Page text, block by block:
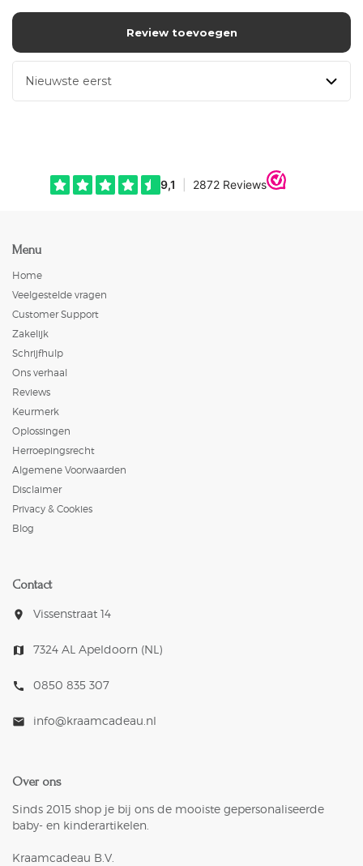
Review toevoegen
Menu
Home
Veelgestelde vragen
Customer Support
Zakelijk
Schrijfhulp
Ons verhaal
Reviews
Keurmerk
Oplossingen
Herroepingsrecht
Algemene Voorwaarden
Disclaimer
Privacy & Cookies
Blog
Contact
room Vissenstraat 14
map 7324 AL Apeldoorn (NL)
call 0850 835 307
mail info@kraamcadeau.nl
Over ons
Sinds 2015 shop je bij ons de mooiste gepersonaliseerde
baby- en kinderartikelen.
Kraamcadeau B.V.